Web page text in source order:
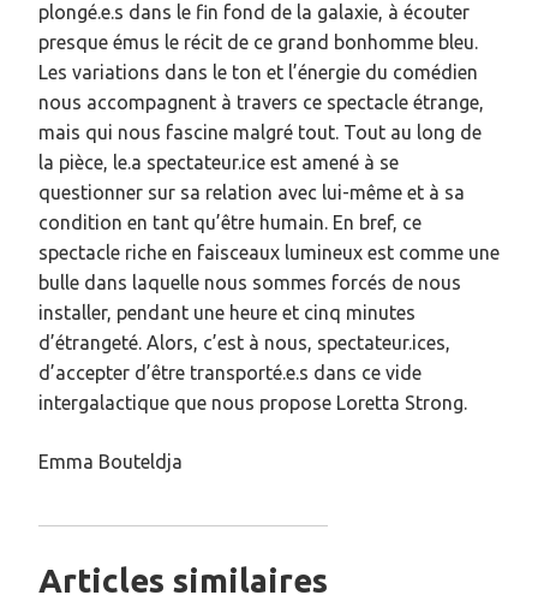
plongé.e.s dans le fin fond de la galaxie, à écouter
presque émus le récit de ce grand bonhomme bleu.
Les variations dans le ton et l’énergie du comédien
nous accompagnent à travers ce spectacle étrange,
mais qui nous fascine malgré tout. Tout au long de
la pièce, le.a spectateur.ice est amené à se
questionner sur sa relation avec lui-même et à sa
condition en tant qu’être humain. En bref, ce
spectacle riche en faisceaux lumineux est comme une
bulle dans laquelle nous sommes forcés de nous
installer, pendant une heure et cinq minutes
d’étrangeté. Alors, c’est à nous, spectateur.ices,
d’accepter d’être transporté.e.s dans ce vide
intergalactique que nous propose Loretta Strong.
Emma Bouteldja
Articles similaires